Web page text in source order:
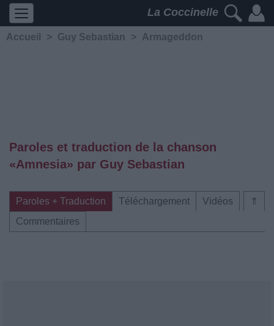
La Coccinelle
Accueil > Guy Sebastian > Armageddon
Paroles et traduction de la chanson
«Amnesia» par Guy Sebastian
⇑
Paroles + Traduction Téléchargement
Vidéos
Commentaires